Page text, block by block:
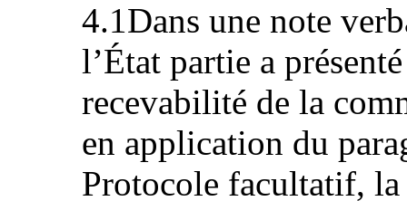
4.1Dans une note
l’État partie a
recevabilité de la
en application du
Protocole facultatif,